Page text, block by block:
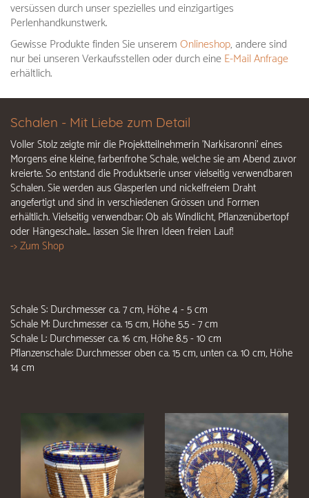
versüssen durch unser spezielles und einzigartiges
Perlenhandkunstwerk.
Gewisse Produkte finden Sie unseremOnlineshop, andere sind
nur bei unseren Verkaufsstellen oder durch eineE-Mail Anfrage
erhältlich.
Schalen - Mit Liebe zum Detail
Voller Stolz zeigte mir die Projektteilnehmerin 'Narkisaronni' eines
Morgens eine kleine, farbenfrohe Schale, welche sie am Abend zuvor
kreierte. So entstand die Produktserie unser vielseitig verwendbaren
Schalen.Sie werden aus Glasperlen und nickelfreiem Draht
angefertigt und sind in verschiedenen Grössen und Formen
erhältlich. Vielseitig verwendbar; Ob als Windlicht, Pflanzenübertopf
oder Hängeschale... lassen Sie Ihren Ideen freien Lauf!
-> Zum Shop
Schale S: Durchmesser ca. 7 cm, Höhe 4 - 5 cm
Schale M: Durchmesser ca. 15 cm, Höhe 5.5 - 7 cm
Schale L: Durchmesser ca. 16 cm, Höhe 8.5 - 10 cm
Pflanzenschale: Durchmesser oben ca. 15 cm, unten ca. 10 cm, Höhe
14 cm